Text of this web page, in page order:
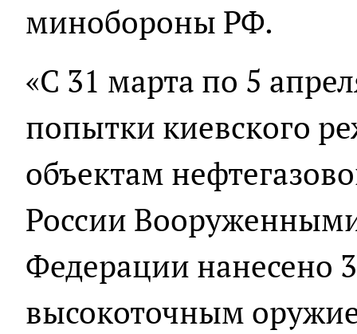
минобороны РФ.
«С 31 марта по 5
попытки киевского
объектам
России
Федерации нанесено
высокоточным